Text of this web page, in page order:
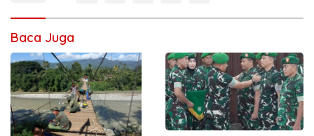
Baca Juga